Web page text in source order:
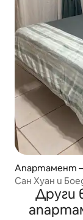
Апартамент –
Сан Хуан и
Други